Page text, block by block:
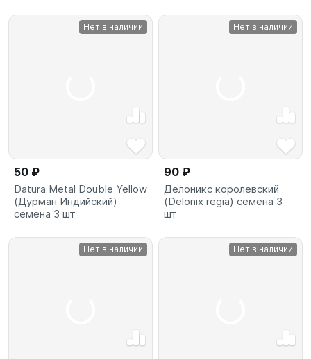
Нет в наличии
50 ₽
Datura Metal Double Yellow
(Дурман Индийский)
семена 3 шт
Нет в наличии
90 ₽
Делоникс королевский
(Delonix regia) семена 3
шт
Нет в наличии Нет в наличии